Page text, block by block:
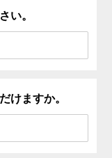
い。
けますか。